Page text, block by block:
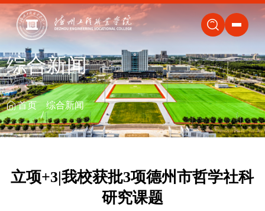
关闭
综合新闻
首页 综合新闻
立项+3|我校获批3项德州市哲学社科
研究课题